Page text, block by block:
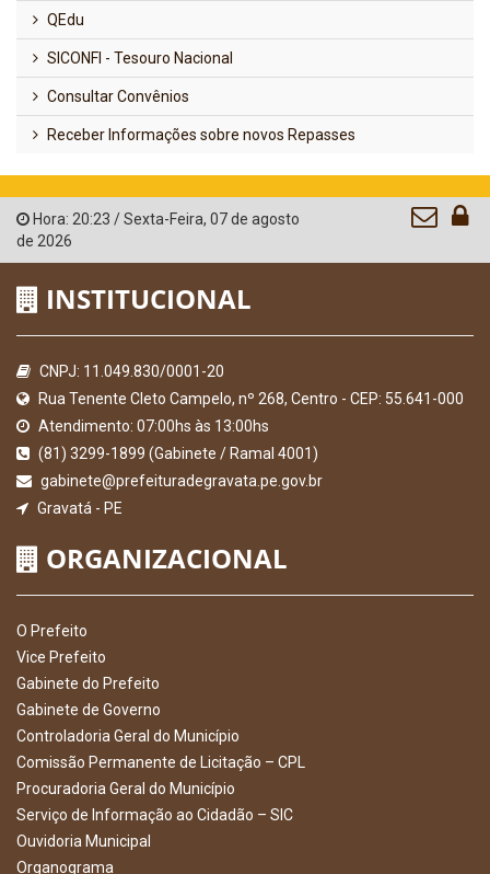
QEdu
SICONFI - Tesouro Nacional
Consultar Convênios
Receber Informações sobre novos Repasses
Hora: 20:23 /Sexta-Feira, 07 de agosto
de 2026
INSTITUCIONAL
CNPJ: 11.049.830/0001-20
Rua Tenente Cleto Campelo, nº 268, Centro - CEP: 55.641-000
Atendimento: 07:00hs às 13:00hs
(81) 3299-1899 (Gabinete / Ramal 4001)
gabinete@prefeituradegravata.pe.gov.br
Gravatá - PE
ORGANIZACIONAL
O Prefeito
Vice Prefeito
Gabinete do Prefeito
Gabinete de Governo
Controladoria Geral do Município
Comissão Permanente de Licitação – CPL
Procuradoria Geral do Município
Serviço de Informação ao Cidadão – SIC
Ouvidoria Municipal
Organograma